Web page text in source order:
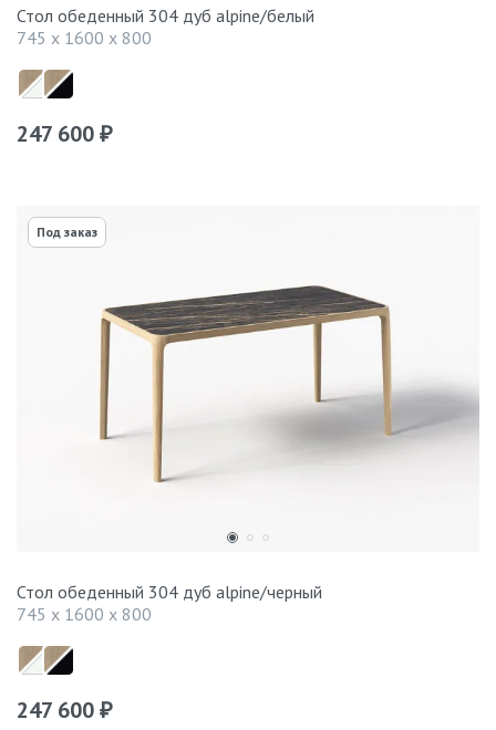
Стол обеденный 304 дуб alpine/белый
745 x 1600 x 800
247 600 ₽
Под заказ
Стол обеденный 304 дуб alpine/черный
745 x 1600 x 800
247 600 ₽